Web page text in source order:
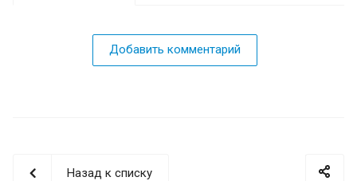
Добавить комментарий
Назад к списку